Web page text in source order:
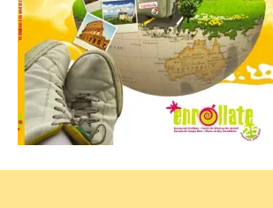
La decimonovena
fotografía de León de…
viaje nos llega desde la
plaza de Oriente en
Madrid